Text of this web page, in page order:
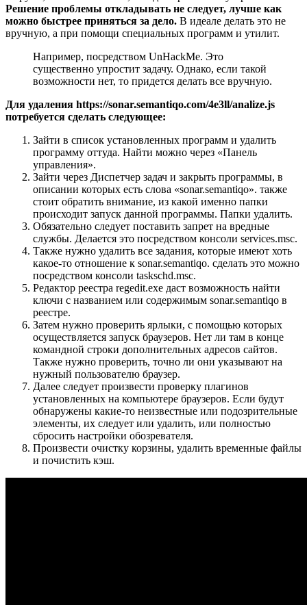
Решение проблемы откладывать не следует, лучше как
можно быстрее приняться за дело. В идеале делать это не
вручную, а при помощи специальных программ и утилит.
Например, посредством UnHackMe. Это
существенно упростит задачу. Однако, если такой
возможности нет, то придется делать все вручную.
Для удаления https://sonar.semantiqo.com/4e3ll/analize.js
потребуется сделать следующее:
Зайти в список установленных программ и удалить
программу оттуда. Найти можно через «Панель
управления».
Зайти через Диспетчер задач и закрыть программы, в
описании которых есть слова «sonar.semantiqo». также
стоит обратить внимание, из какой именно папки
происходит запуск данной программы. Папки удалить.
Обязательно следует поставить запрет на вредные
службы. Делается это посредством консоли services.msc.
Также нужно удалить все задания, которые имеют хоть
какое-то отношение к sonar.semantiqo. сделать это можно
посредством консоли taskschd.msc.
Редактор реестра regedit.exe даст возможность найти
ключи с названием или содержимым sonar.semantiqo в
реестре.
Затем нужно проверить ярлыки, с помощью которых
осуществляется запуск браузеров. Нет ли там в конце
командной строки дополнительных адресов сайтов.
Также нужно проверить, точно ли они указывают на
нужный пользователю браузер.
Далее следует произвести проверку плагинов
установленных на компьютере браузеров. Если будут
обнаружены какие-то неизвестные или подозрительные
элементы, их следует или удалить, или полностью
сбросить настройки обозревателя.
Произвести очистку корзины, удалить временные файлы
и почистить кэш.